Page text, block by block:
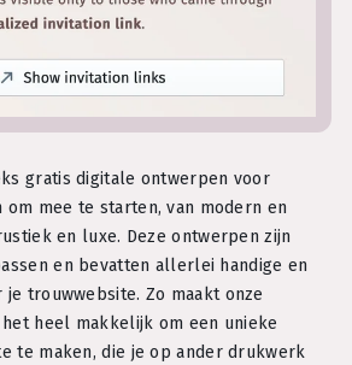
gratis digitale ontwerpen voor
mee te starten, van modern en
en luxe. Deze ontwerpen zijn
en bevatten allerlei handige en
trouwwebsite. Zo maakt onze
het heel makkelijk om een unieke
te maken, die je op ander drukwerk